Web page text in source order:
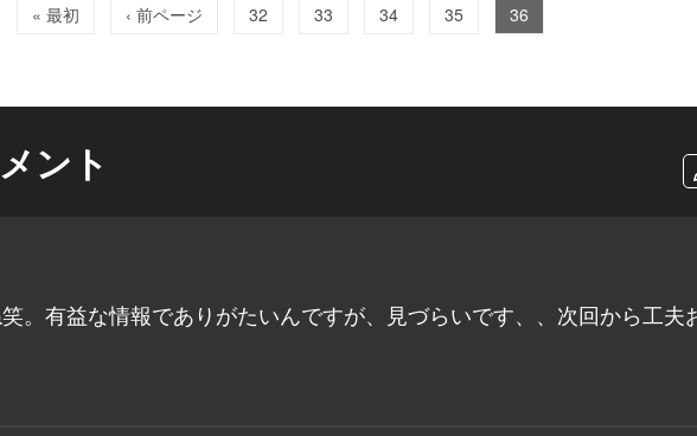
« 最初 ‹ 前ページ 32 33 34 35 36
ント
。有益な情報でありがたいんですが、見づらいです、、次回から工夫